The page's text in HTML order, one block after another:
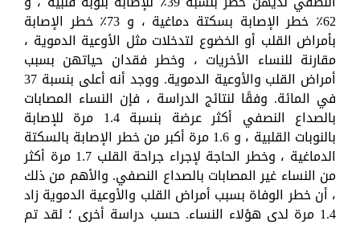
62٪ خطر الإصابة بسكتة دماغية ، و 73٪ خطر الإصابة
بأمراض القلب أو الخضوع لتدخلات مثل الأوعية الدموية ،
مقارنة للنساء الأخريات ، وخطر فقدان حياتهن بسبب
أمراض القلب والأوعية الدموية. ووجد أنه أعلى بنسبة 37
في المائة. وفقًا لنتائج الدراسة ، فإن النساء المصابات
بالصداع النصفي أكثر عرضة بنسبة 1.4 مرة للإصابة
بالنوبات القلبية ، و 1.6 مرة أكبر من خطر الإصابة بالسكتة
الدماغية ، وخطر الحاجة لإجراء جراحة القلب 1.7 مرة أكثر
من النساء غير المصابات بالصداع النصفي. والأهم من ذلك
، أن خطر الوفاة بسبب أمراض القلب والأوعية الدموية زاد
1.4 مرة لدى هؤلاء النساء. حسب دراسة أخرى ؛ لقد تم